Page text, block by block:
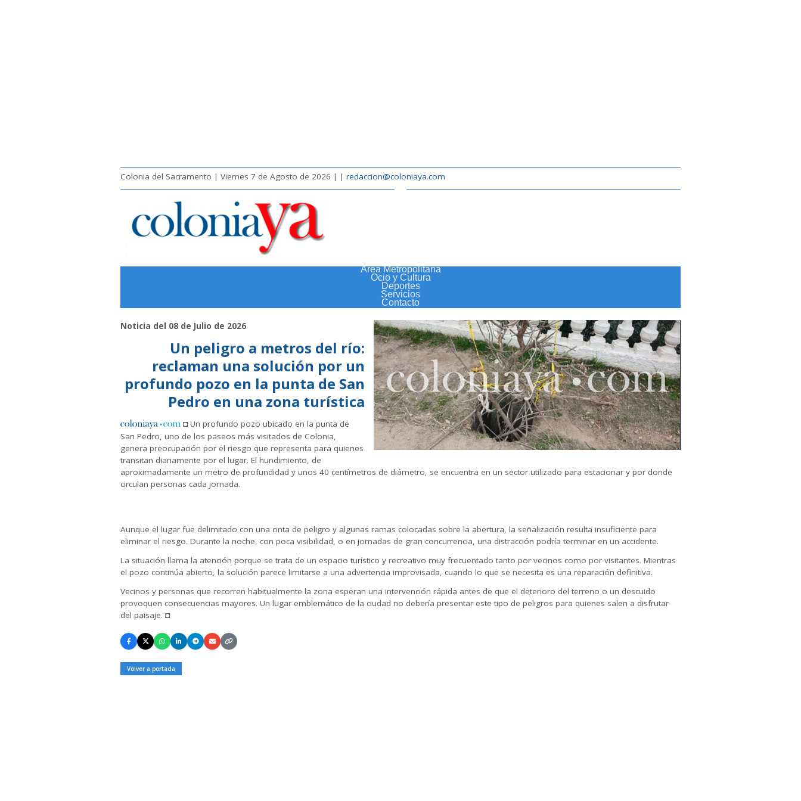
Colonia del Sacramento | Viernes 7 de Agosto de 2026 | | redaccion@coloniaya.com
Área Metropolitana
Ocio y Cultura
Deportes
Servicios
Contacto
Noticia del 08 de Julio de 2026
Un peligro a metros del río:
reclaman una solución por un
profundo pozo en la punta de San
Pedro en una zona turística
◘ Un profundo pozo ubicado en la punta de
San Pedro, uno de los paseos más visitados de Colonia,
genera preocupación por el riesgo que representa para quienes
transitan diariamente por el lugar. El hundimiento, de
aproximadamente un metro de profundidad y unos 40 centímetros de diámetro, se encuentra en un sector utilizado para estacionar y por donde
circulan personas cada jornada.
Aunque el lugar fue delimitado con una cinta de peligro y algunas ramas colocadas sobre la abertura, la señalización resulta insuficiente para
eliminar el riesgo. Durante la noche, con poca visibilidad, o en jornadas de gran concurrencia, una distracción podría terminar en un accidente.
La situación llama la atención porque se trata de un espacio turístico y recreativo muy frecuentado tanto por vecinos como por visitantes. Mientras
el pozo continúa abierto, la solución parece limitarse a una advertencia improvisada, cuando lo que se necesita es una reparación definitiva.
Vecinos y personas que recorren habitualmente la zona esperan una intervención rápida antes de que el deterioro del terreno o un descuido
provoquen consecuencias mayores. Un lugar emblemático de la ciudad no debería presentar este tipo de peligros para quienes salen a disfrutar
del paisaje. ◘
Volver a portada